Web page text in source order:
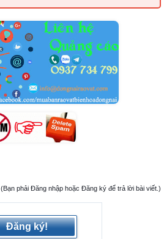
(Bạn phải Đăng nhập hoặc Đăng ký để trả lời bài viết.)
Đăng ký!